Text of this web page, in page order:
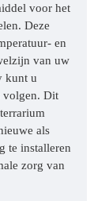
voor het
Deze
en
van uw
kunt u
volgen. Dit
als
te installeren
zorg van